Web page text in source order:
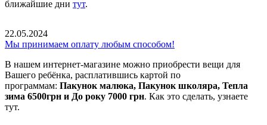
ближайшие дни тут.
22.05.2024
Мы принимаем оплату любым способом!
В нашем интернет-магазине можно приобрести вещи для
Вашего ребёнка, расплатившись картой по
программам: Пакунок малюка, Пакунок школяра, Тепла
зима 6500грн и До року 7000 грн. Как это сделать, узнаете
тут.